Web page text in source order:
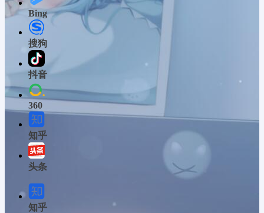
Bing
搜狗
抖音
360
知乎
头条
知乎